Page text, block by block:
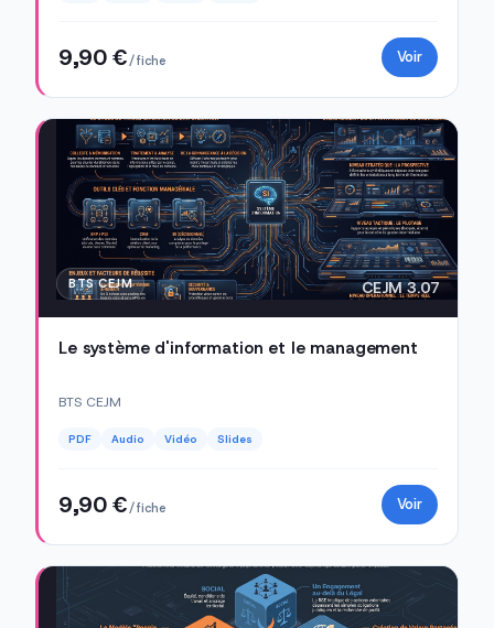
9,90 €/ fiche Voir
BTS CEJM CEJM 3.07
Le système d'information et le management
BTS CEJM
PDF Audio Vidéo Slides
9,90 €/ fiche Voir